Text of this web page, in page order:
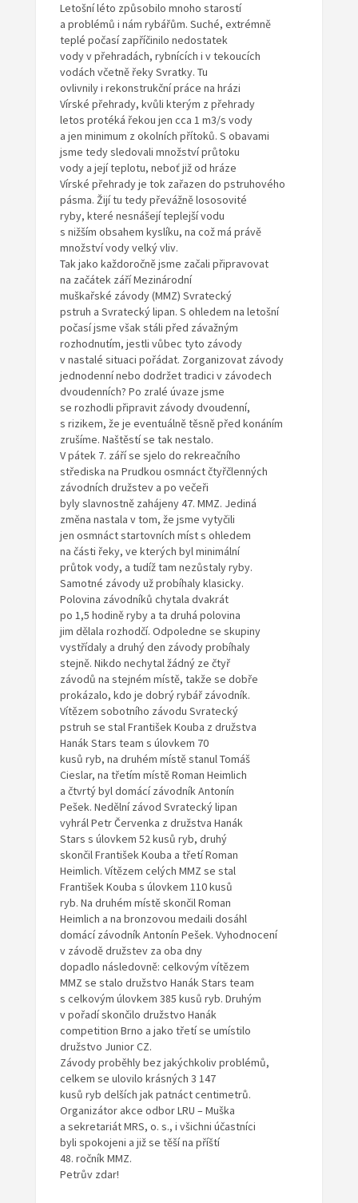
Letošní léto způsobilo mnoho starostí
a problémů i nám rybářům. Suché, extrémně
teplé počasí zapříčinilo nedostatek
vody v přehradách, rybnících i v tekoucích
vodách včetně řeky Svratky. Tu
ovlivnily i rekonstrukční práce na hrázi
Vírské přehrady, kvůli kterým z přehrady
letos protéká řekou jen cca 1 m3/s vody
a jen minimum z okolních přítoků. S obavami
jsme tedy sledovali množství průtoku
vody a její teplotu, neboť již od hráze
Vírské přehrady je tok zařazen do pstruhového
pásma. Žijí tu tedy převážně lososovité
ryby, které nesnášejí teplejší vodu
s nižším obsahem kyslíku, na což má právě
množství vody velký vliv.
Tak jako každoročně jsme začali připravovat
na začátek září Mezinárodní
muškařské závody (MMZ) Svratecký
pstruh a Svratecký lipan. S ohledem na letošní
počasí jsme však stáli před závažným
rozhodnutím, jestli vůbec tyto závody
v nastalé situaci pořádat. Zorganizovat závody
jednodenní nebo dodržet tradici v závodech
dvoudenních? Po zralé úvaze jsme
se rozhodli připravit závody dvoudenní,
s rizikem, že je eventuálně těsně před konáním
zrušíme. Naštěstí se tak nestalo.
V pátek 7. září se sjelo do rekreačního
střediska na Prudkou osmnáct čtyřčlenných
závodních družstev a po večeři
byly slavnostně zahájeny 47. MMZ. Jediná
změna nastala v tom, že jsme vytyčili
jen osmnáct startovních míst s ohledem
na části řeky, ve kterých byl minimální
průtok vody, a tudíž tam nezůstaly ryby.
Samotné závody už probíhaly klasicky.
Polovina závodníků chytala dvakrát
po 1,5 hodině ryby a ta druhá polovina
jim dělala rozhodčí. Odpoledne se skupiny
vystřídaly a druhý den závody probíhaly
stejně. Nikdo nechytal žádný ze čtyř
závodů na stejném místě, takže se dobře
prokázalo, kdo je dobrý rybář závodník.
Vítězem sobotního závodu Svratecký
pstruh se stal František Kouba z družstva
Hanák Stars team s úlovkem 70
kusů ryb, na druhém místě stanul Tomáš
Cieslar, na třetím místě Roman Heimlich
a čtvrtý byl domácí závodník Antonín
Pešek. Nedělní závod Svratecký lipan
vyhrál Petr Červenka z družstva Hanák
Stars s úlovkem 52 kusů ryb, druhý
skončil František Kouba a třetí Roman
Heimlich. Vítězem celých MMZ se stal
František Kouba s úlovkem 110 kusů
ryb. Na druhém místě skončil Roman
Heimlich a na bronzovou medaili dosáhl
domácí závodník Antonín Pešek. Vyhodnocení
v závodě družstev za oba dny
dopadlo následovně: celkovým vítězem
MMZ se stalo družstvo Hanák Stars team
s celkovým úlovkem 385 kusů ryb. Druhým
v pořadí skončilo družstvo Hanák
competition Brno a jako třetí se umístilo
družstvo Junior CZ.
Závody proběhly bez jakýchkoliv problémů,
celkem se ulovilo krásných 3 147
kusů ryb delších jak patnáct centimetrů.
Organizátor akce odbor LRU – Muška
a sekretariát MRS, o. s., i všichni účastníci
byli spokojeni a již se těší na příští
48. ročník MMZ.
Petrův zdar!